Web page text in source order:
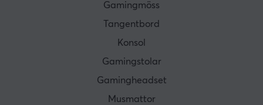
Gamingmöss
Tangentbord
Konsol
Gamingstolar
Gamingheadset
Musmattor